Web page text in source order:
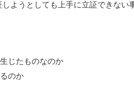
ようとしても上手に立証できない
じたものなのか
のか